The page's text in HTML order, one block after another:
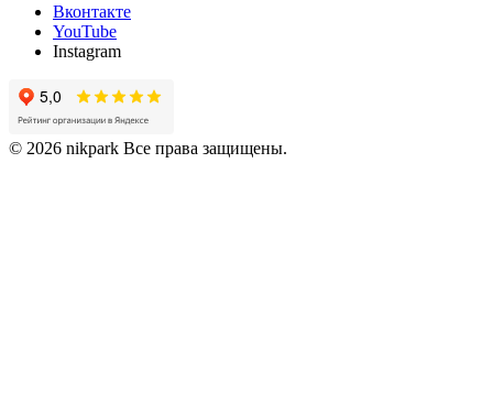
Вконтакте
YouTube
Instagram
© 2026 nikpark Все права защищены.